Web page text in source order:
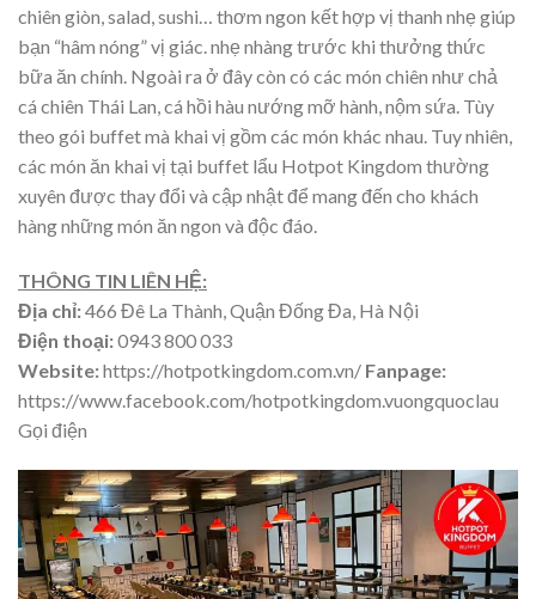
chiên giòn, salad, sushi… thơm ngon kết hợp vị thanh nhẹ giúp
bạn “hâm nóng” vị giác. nhẹ nhàng trước khi thưởng thức
bữa ăn chính. Ngoài ra ở đây còn có các món chiên như chả
cá chiên Thái Lan, cá hồi hàu nướng mỡ hành, nộm sứa. Tùy
theo gói buffet mà khai vị gồm các món khác nhau. Tuy nhiên,
các món ăn khai vị tại buffet lẩu Hotpot Kingdom thường
xuyên được thay đổi và cập nhật để mang đến cho khách
hàng những món ăn ngon và độc đáo.
THÔNG TIN LIÊN HỆ:
Địa chỉ:466 Đê La Thành, Quận Đống Đa, Hà Nội
Điện thoại:0943 800 033
Website:https://hotpotkingdom.com.vn/ Fanpage:
https://www.facebook.com/hotpotkingdom.vuongquoclau
Gọi điện